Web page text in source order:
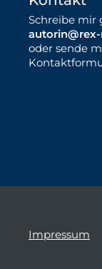
Schreibe mir
oder sende
Impressum